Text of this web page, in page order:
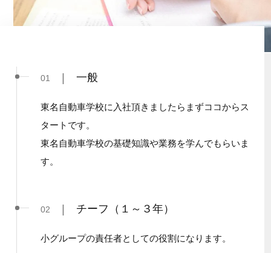
01 一般
東名自動車学校に入社頂きましたらまずココからス
タートです。
東名自動車学校の基礎知識や業務を学んでもらいま
す。
02 チーフ（１～３年）
小グループの責任者としての役割になります。